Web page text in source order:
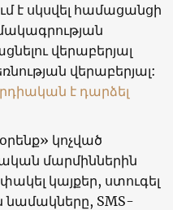
է սկսվել համացանցի
վերաբերյալ
վերաբերյալ:
է դարձել
կոչված
մարմիններին
կայքեր, ստուգել
նամակները, SMS-